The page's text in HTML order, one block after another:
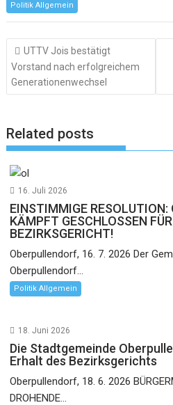
Politik Allgemein
Beitragsnavigation
UTTV Jois bestätigt
Vorstand nach erfolgreichem
Generationenwechsel
Related posts
16. Juli 2026
EINSTIMMIGE RESOLUTION:
KÄMPFT GESCHLOSSEN
BEZIRKSGERICHT!
Oberpullendorf, 16. 7. 2026 Der
Oberpullendorf...
Politik Allgemein
18. Juni 2026
Die Stadtgemeinde
Erhalt des Bezirksgerichts
Oberpullendorf, 18. 6. 2026
DROHENDE...